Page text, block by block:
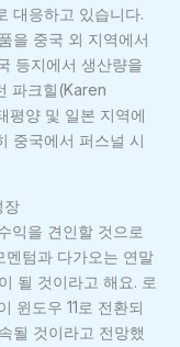
대응하고 있습니다.
을 중국 외 지역에서
등지에서 생산량을
파크힐(Karen
평양 및 일본 지역에
중국에서 퍼스널 시
장
익을 견인할 것으로
멘텀과 다가오는 연말
될 것이라고 해요. 로
윈도우 11로 전환되
될 것이라고 전망했